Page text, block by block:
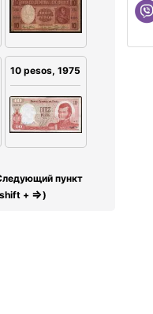
10 pesos, 1975
пункт
+ ⇒)